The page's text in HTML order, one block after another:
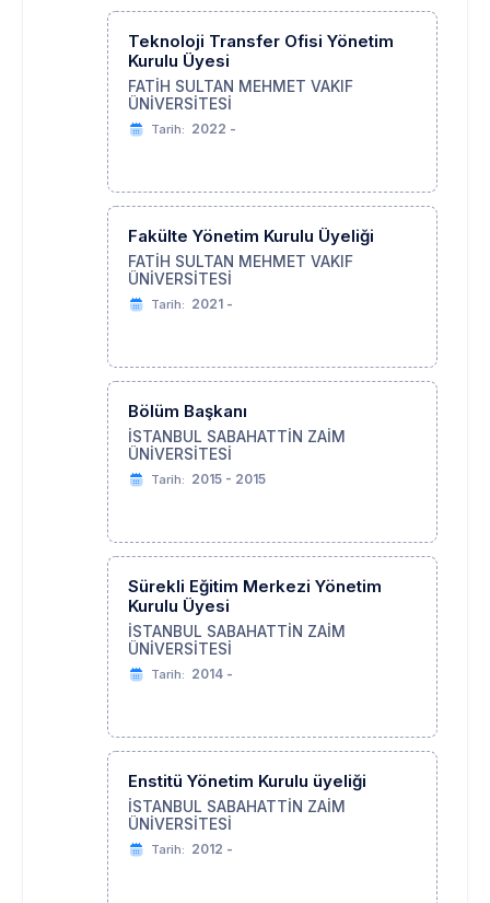
Teknoloji Transfer Ofisi Yönetim
Kurulu Üyesi
FATİH SULTAN MEHMET VAKIF
ÜNİVERSİTESİ
Tarih: 2022 -
Fakülte Yönetim Kurulu Üyeliği
FATİH SULTAN MEHMET VAKIF
ÜNİVERSİTESİ
Tarih: 2021 -
Bölüm Başkanı
İSTANBUL SABAHATTİN ZAİM
ÜNİVERSİTESİ
Tarih: 2015 - 2015
Sürekli Eğitim Merkezi Yönetim
Kurulu Üyesi
İSTANBUL SABAHATTİN ZAİM
ÜNİVERSİTESİ
Tarih: 2014 -
Enstitü Yönetim Kurulu üyeliği
İSTANBUL SABAHATTİN ZAİM
ÜNİVERSİTESİ
Tarih: 2012 -